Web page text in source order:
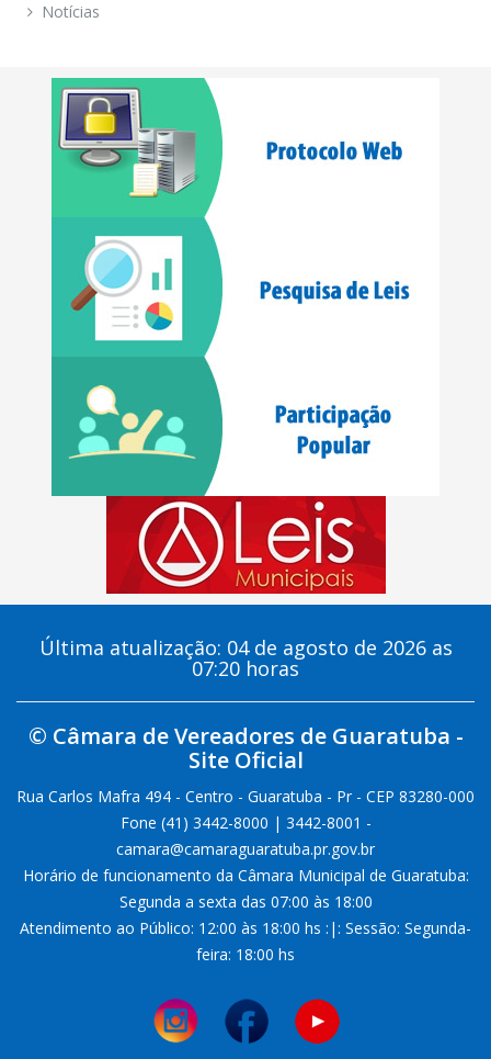
Notícias
Última atualização: 04 de agosto de 2026 as
07:20 horas
© Câmara de Vereadores de Guaratuba -
Site Oficial
Rua Carlos Mafra 494 - Centro - Guaratuba - Pr - CEP 83280-000
Fone (41) 3442-8000 | 3442-8001 -
camara@camaraguaratuba.pr.gov.br
Horário de funcionamento da Câmara Municipal de Guaratuba:
Segunda a sexta das 07:00 às 18:00
Atendimento ao Público: 12:00 às 18:00 hs :|: Sessão: Segunda-
feira: 18:00 hs